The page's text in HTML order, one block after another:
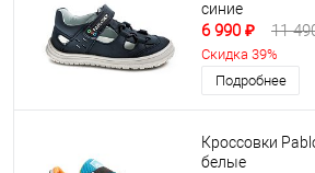
синие
6 990 ₽ 11
Скидка 39%
Подробнее
Кроссовки
белые